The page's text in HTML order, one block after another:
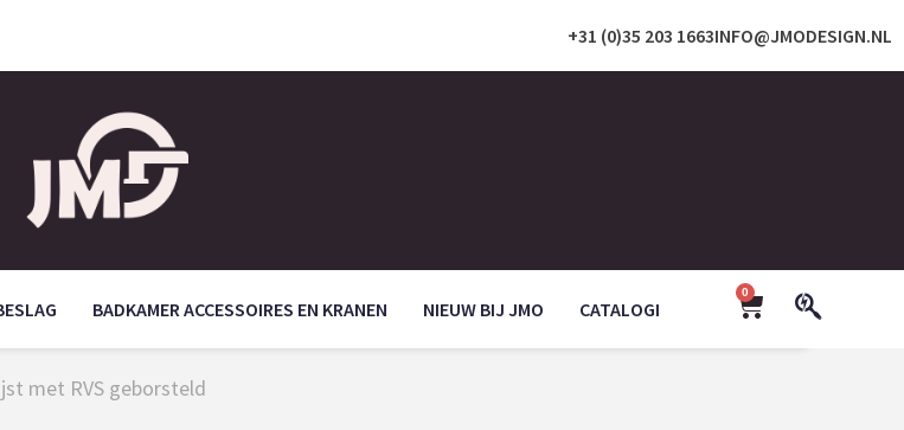
INFO@JMODESIGN.NL
+31 (0)35 203 1663
BADKAMER ACCESSOIRES EN KRANEN NIEUW BIJ JMO CATALOGI
0
met RVS geborsteld